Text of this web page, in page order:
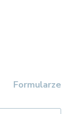
Formularze